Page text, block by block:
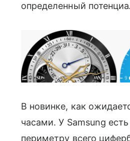
определенный
В новинке, как
часами. У Samsung
периметру всего